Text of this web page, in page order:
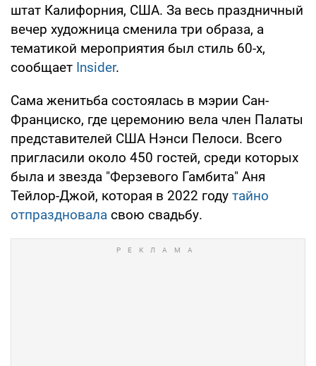
штат Калифорния, США. За весь праздничный
вечер художница сменила три образа, а
тематикой мероприятия был стиль 60-х,
сообщает Insider.
Сама женитьба состоялась в мэрии Сан-
Франциско, где церемонию вела член Палаты
представителей США Нэнси Пелоси. Всего
пригласили около 450 гостей, среди которых
была и звезда "Ферзевого Гамбита" Аня
Тейлор-Джой, которая в 2022 году тайно
отпраздновала свою свадьбу.